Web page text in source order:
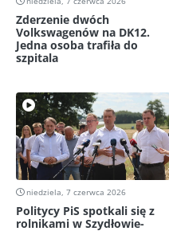
Zderzenie dwóch
Volkswagenów na DK12.
Jedna osoba trafiła do
szpitala
niedziela, 7 czerwca 2026
Politycy PiS spotkali się z
rolnikami w Szydłowie-